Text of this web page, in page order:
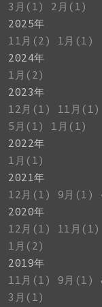
3月(1)
2月(1)
2025年
11月(2)
1月(1)
2024年
1月(2)
2023年
12月(1)
11月(1)
5月(1)
1月(1)
2022年
1月(1)
2021年
12月(1)
9月(1)
2020年
12月(1)
11月(1)
1月(2)
2019年
11月(1)
9月(1)
3月(1)